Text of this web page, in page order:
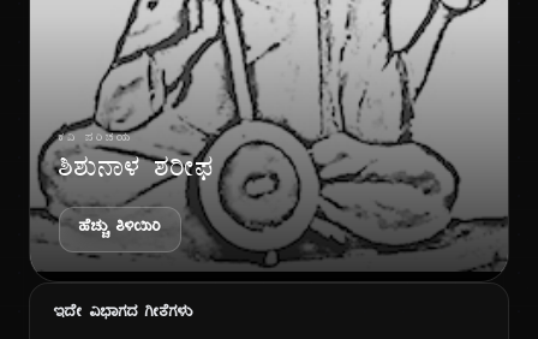
ಕವಿ ಪರಿಚಯ
ಶಿಶುನಾಳ ಶರೀಫ
ಹೆಚ್ಚು ತಿಳಿಯಿರಿ
ಇದೇ ವಿಭಾಗದ ಗೀತೆಗಳು